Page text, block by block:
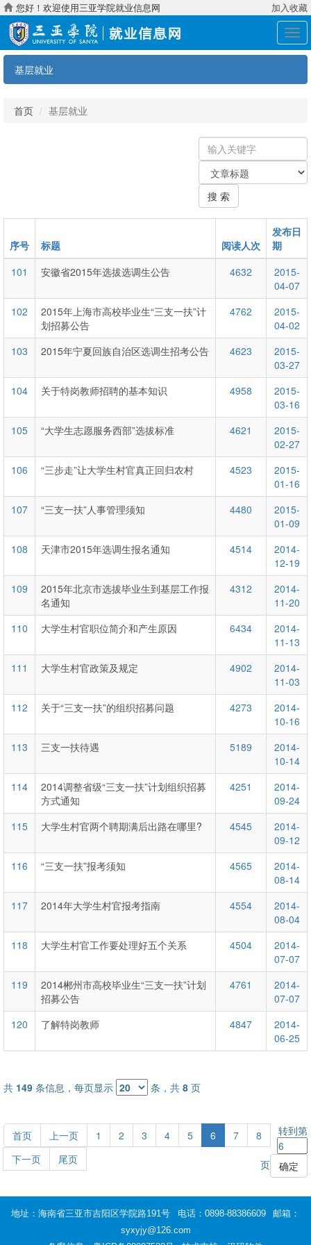
您好！欢迎使用三亚学院就业信息网 加入收藏
展
开
基层就业
首页 基层就业
输
入
键
字：
关
键
类
型
搜 索
序号 标题 阅读人次
发布日
期
101
安徽省2015年选拔选调生公告 4632
2015-
04-07
102
2015年上海市高校毕业生“三支一扶”计
划招募公告
4762
2015-
04-02
103
2015年宁夏回族自治区选调生招考公告 4623
2015-
03-27
104
关于特岗教师招聘的基本知识 4958
2015-
03-16
105
“大学生志愿服务西部”选拔标准 4621
2015-
02-27
106
“三步走”让大学生村官真正回归农村 4523
2015-
01-16
107
“三支一扶”人事管理须知 4480
2015-
01-09
108
天津市2015年选调生报名通知 4514
2014-
12-19
109
2015年北京市选拔毕业生到基层工作报
名通知
4312
2014-
11-20
110
大学生村官职位简介和产生原因 6434
2014-
11-13
111
大学生村官政策及规定 4902
2014-
11-03
112
关于“三支一扶”的组织招募问题 4273
2014-
10-16
113
三支一扶待遇 5189
2014-
10-14
114
2014调整省级“三支一扶”计划组织招募
方式通知
4251
2014-
09-24
115
大学生村官两个聘期满后出路在哪里? 4545
2014-
09-12
116
“三支一扶”报考须知 4565
2014-
08-14
117
2014年大学生村官报考指南 4554
2014-
08-04
118
大学生村官工作要处理好五个关系 4504
2014-
07-07
119
2014郴州市高校毕业生“三支一扶”计划
招募公告
4761
2014-
07-07
120
了解特岗教师 4847
2014-
06-25
共 149 条信息，每页显示 条，共 8 页
首页 上一页 1 2 3 4 5 6 7
8
下一页
尾页
转到第
页
地址：海南省三亚市吉阳区学院路191号 电话：0898-88386609
邮箱：
syxyjy@126.com